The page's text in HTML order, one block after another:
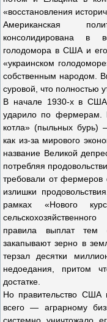
«восстановления
Американская
консолидирована в
голодомора в США и
«украинском
собственным народом.
суровой, что полностью
В начале 1930-х в США
ударило по фермерам.
котла» (пыльных бурь)
как из-за мирового
название Великой
потребляя
требовали от фермеров
излишки
рамках «Нового
правила выплат тем
закапывают зерно в
терзал десятки
недоедания, притом
достатке.
Но правительство США
всего — аграрному